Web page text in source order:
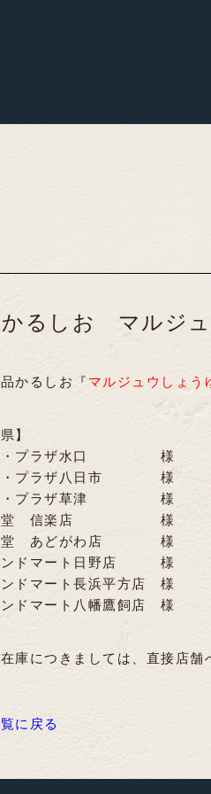
かるしお マルジュ
かるしお『 マルジュウしょう
賀県】 【京
ル・プラザ水口 様
・プラザ八日市 様
ル・プラザ草津 様 ・
和堂 信楽
和堂 あどが
ンドマート日野店 様
ンドマート長浜平方店 様
ンドマート八幡鷹飼店 様
庫につきましては、直接店舗
に戻る